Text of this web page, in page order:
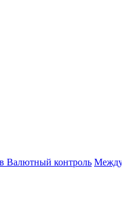
Валютный контроль
РНКО также